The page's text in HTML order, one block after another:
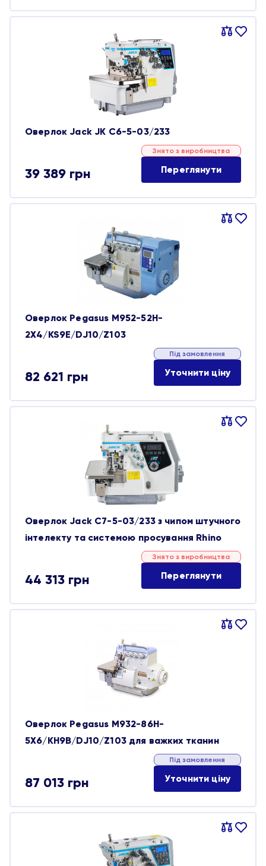
Порівняти
В
Оверлок Jack JK C6-5-03/233
39 389 грн
Знято з виробництва
Переглянути
Порівняти
В
Оверлок Pegasus M952-52H-
2X4/KS9E/DJ10/Z103
82 621 грн
Під замовлення
Уточнити ціну
Порівняти
В
Оверлок Jack C7-5-03/233 з чипом штучного
інтелекту та системою просування Rhino
44 313 грн
Знято з виробництва
Переглянути
Порівняти
В
Оверлок Pegasus M932-86H-
5X6/KH9B/DJ10/Z103 для важких тканин
87 013 грн
Під замовлення
Уточнити ціну
Порівняти
В